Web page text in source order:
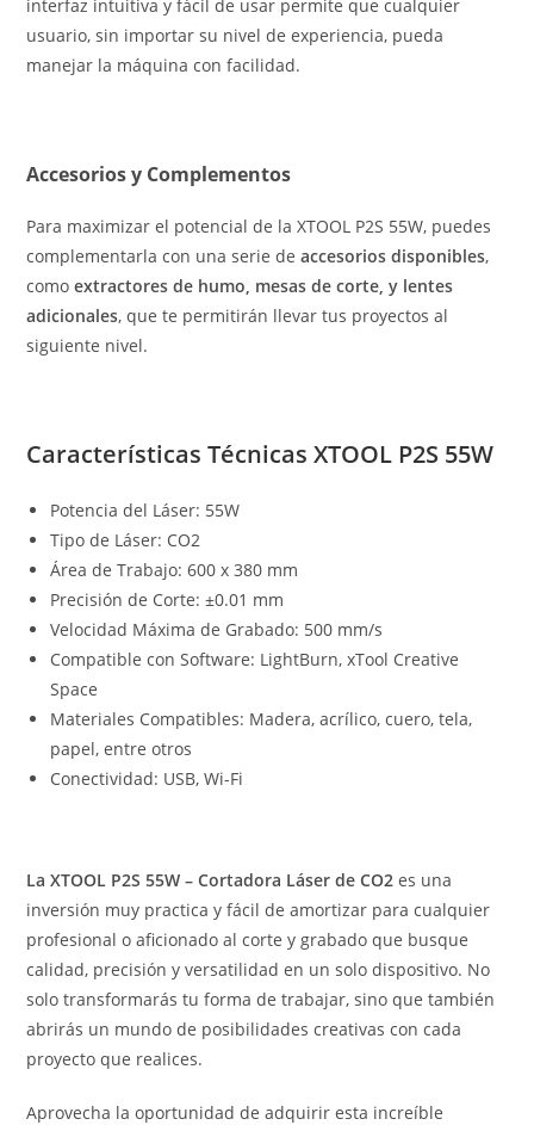
interfaz intuitiva y fácil de usar permite que cualquier
usuario, sin importar su nivel de experiencia, pueda
manejar la máquina con facilidad.
Accesorios y Complementos
Para maximizar el potencial de la XTOOL P2S 55W, puedes
complementarla con una serie deaccesorios disponibles,
comoextractores de humo, mesas de corte, y lentes
adicionales, que te permitirán llevar tus proyectos al
siguiente nivel.
Características Técnicas XTOOL P2S 55W
Potencia del Láser: 55W
Tipo de Láser: CO2
Área de Trabajo: 600 x 380 mm
Precisión de Corte: ±0.01 mm
Velocidad Máxima de Grabado: 500 mm/s
Compatible con Software: LightBurn, xTool Creative
Space
Materiales Compatibles: Madera, acrílico, cuero, tela,
papel, entre otros
Conectividad: USB, Wi-Fi
La XTOOL P2S 55W – Cortadora Láser de CO2 es una
inversión muy practica y fácil de amortizar para cualquier
profesional o aficionado al corte y grabado que busque
calidad, precisión y versatilidad en un solo dispositivo. No
solo transformarás tu forma de trabajar, sino que también
abrirás un mundo de posibilidades creativas con cada
proyecto que realices.
Aprovecha la oportunidad de adquirir esta increíble